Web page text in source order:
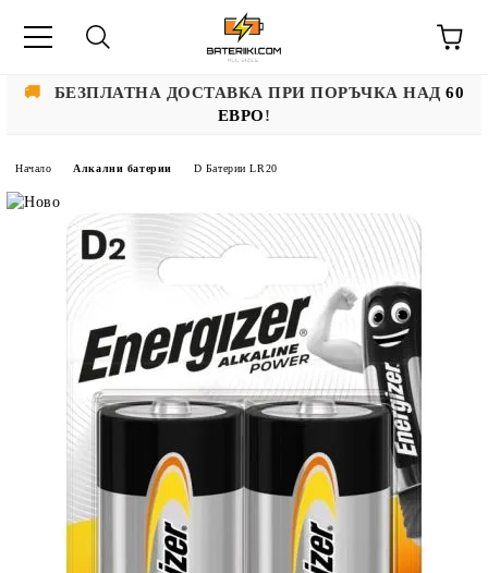
🚚 БЕЗПЛАТНА ДОСТАВКА ПРИ ПОРЪЧКА НАД60
ЕВРО!
Начало Алкални батерии D Батерии LR20